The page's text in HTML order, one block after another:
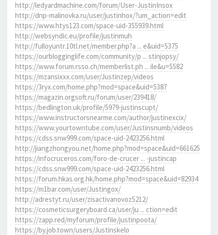
http://ledyardmachine.com/forum/User-JustinInsox
http://dnp-malinovka.ru/user/justinhox/?um_action=edit
https://www.htys123.com/space-uid-355939.html
http://websyndic.eu/profile/justinmuh
http://fulloyuntr.10tl.net/member.php?a ... e&uid=5375
https://ourblogginglife.com/community/p ... stinjopsy/
https://www.forum.rsso.ch/memberlist.ph ... ile&u=5582
https://mzansixxx.com/user/Justinzep/videos
https://3ryx.com/home.php?mod=space&uid=5387
https://magazin.orgsoft.ru/forum/user/239418/
https://bedlington.uk/profile/5979-justinscupt/
https://www.instructorsnearme.com/author/justinexcix/
https://www.yourtowntube.com/user/Justinsnumb/videos
https://cdss.snw999.com/space-uid-2423256.html
http://jiangzhongyou.net/home.php?mod=space&uid=661625
https://infocruceros.com/foro-de-crucer ... -justincap
https://cdss.snw999.com/space-uid-2423256.html
https://forum.hkas.org.hk/home.php?mod=space&uid=82934
https://m1bar.com/user/Justingox/
http://adrestyt.ru/user/zisactivanovoz5212/
https://cosmeticsurgeryboard.ca/user/ju ... ction=edit
https://zapp.red/myforum/profile/justinpoota/
https://by.job.town/users/Justinskelo